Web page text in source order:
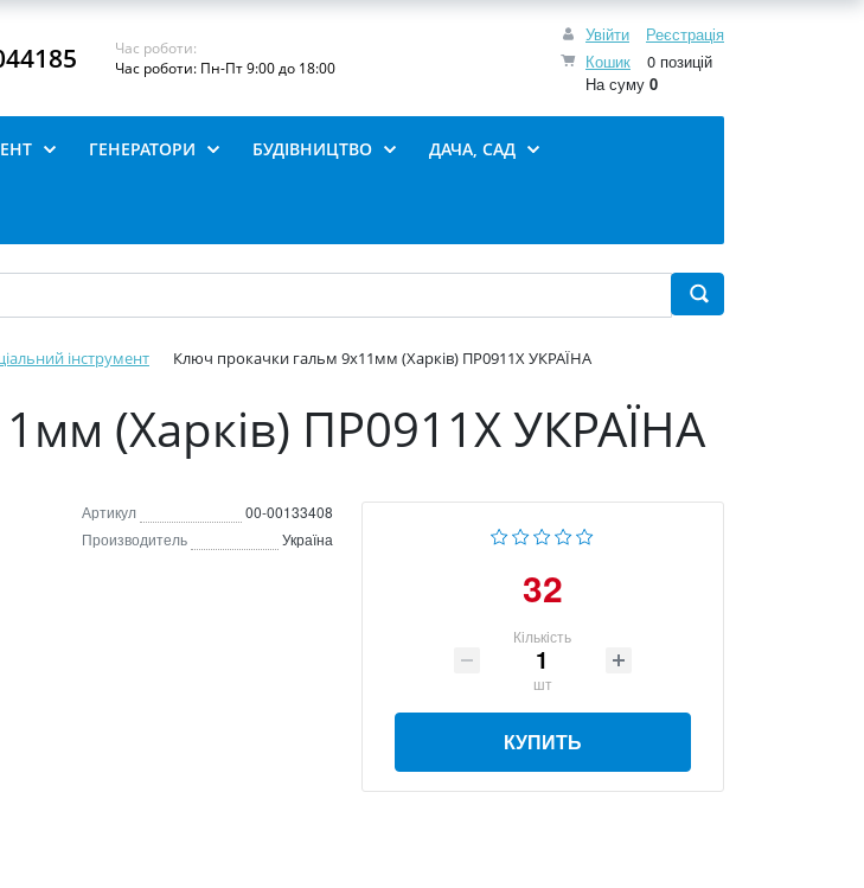
Увійти
Реєстрація
Кошик
0 позицій
На суму 0
Час роботи:
Час роботи: Пн-Пт 9:00 до 18:00
ГЕНЕРАТОРИ БУДІВНИЦТВО ДАЧА, САД
інструмент Ключ прокачки гальм 9х11мм (Харків) ПР0911Х УКРАЇНА
(Харків) ПР0911Х УКРАЇНА
Артикул
00-00133408
Производитель
Україна
32
Кількість
шт
КУПИТЬ